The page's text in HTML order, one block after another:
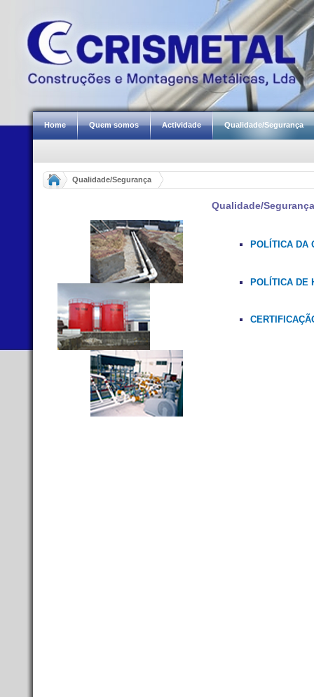
Home Quem somos Actividade Qualidade/Segurança
Qualidade/Segurança
Qualidade/Segurança
POLÍTICA DA
POLÍTICA DE